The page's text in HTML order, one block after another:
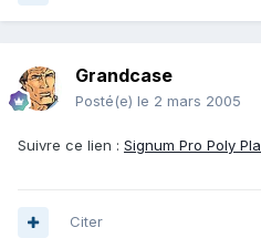
Grandcase
Posté(e) le 2 mars 2005
Suivre ce lien : Signum Pro Poly
Citer